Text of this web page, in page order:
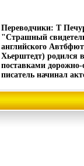
Переводчики: Т
"Страшный
английского
Хьерштедт) родился
поставками
писатель начинал